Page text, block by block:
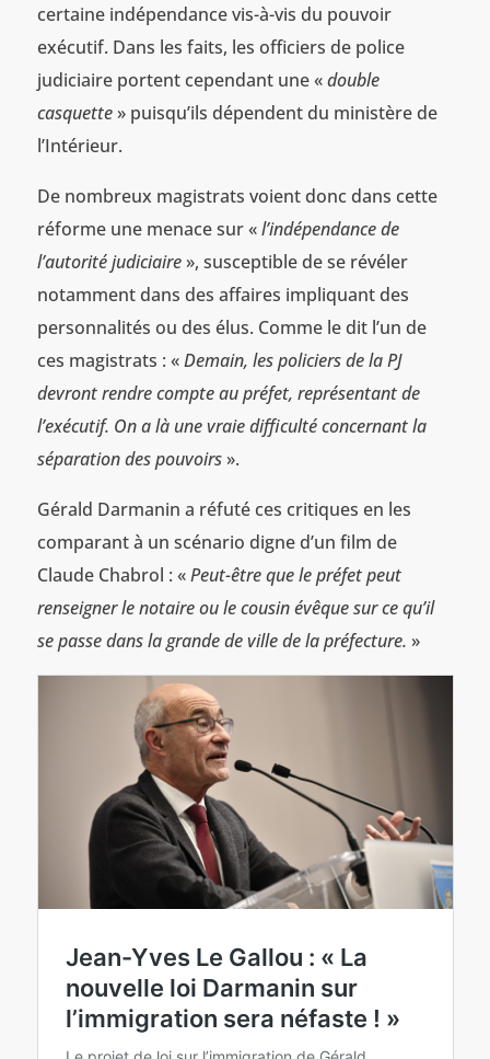
certaine indépendance vis-à-vis du pouvoir
exécutif. Dans les faits, les officiers de police
judiciaire portent cependant une «double
casquette» puisqu’ils dépendent du ministère de
l’Intérieur.
De nombreux magistrats voient donc dans cette
réforme une menace sur «l’indépendance de
l’autorité judiciaire», susceptible de se révéler
notamment dans des affaires impliquant des
personnalités ou des élus. Comme le dit l’un de
ces magistrats : «Demain, les policiers de la PJ
devront rendre compte au préfet, représentant de
l’exécutif. On a là une vraie difficulté concernant la
séparation des pouvoirs».
Gérald Darmanin a réfuté ces critiques en les
comparant à un scénario digne d’un film de
Claude Chabrol : «Peut-être que le préfet peut
renseigner le notaire ou le cousin évêque sur ce qu’il
se passe dans la grande de ville de la préfecture. »